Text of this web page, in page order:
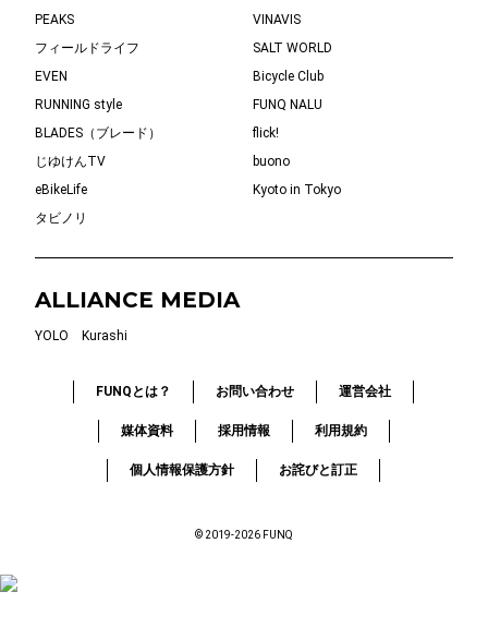
PEAKS
VINAVIS
フィールドライフ
SALT WORLD
EVEN
Bicycle Club
RUNNING style
FUNQ NALU
BLADES（ブレード）
flick!
じゆけんTV
buono
eBikeLife
Kyoto in Tokyo
タビノリ
ALLIANCE MEDIA
YOLO Kurashi
FUNQとは？ お問い合わせ 運営会社
媒体資料 採用情報 利用規約
個人情報保護方針 お詫びと訂正
© 2019-2026 FUNQ